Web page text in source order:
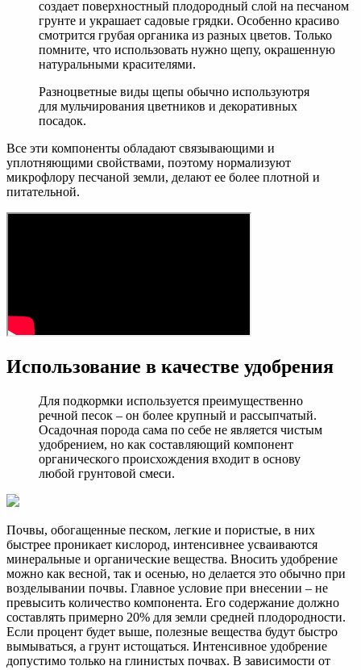
создает поверхностный плодородный слой на песчаном
грунте и украшает садовые грядки. Особенно красиво
смотрится грубая органика из разных цветов. Только
помните, что использовать нужно щепу, окрашенную
натуральными красителями.
Разноцветные виды щепы обычно используютря
для мульчирования цветников и декоративных
посадок.
Все эти компоненты обладают связывающими и
уплотняющими свойствами, поэтому нормализуют
микрофлору песчаной земли, делают ее более плотной и
питательной.
Использование в качестве удобрения
Для подкормки используется преимущественно
речной песок – он более крупный и рассыпчатый.
Осадочная порода сама по себе не является чистым
удобрением, но как составляющий компонент
органического происхождения входит в основу
любой грунтовой смеси.
Почвы, обогащенные песком, легкие и пористые, в них
быстрее проникает кислород, интенсивнее усваиваются
минеральные и органические вещества. Вносить удобрение
можно как весной, так и осенью, но делается это обычно при
возделывании почвы. Главное условие при внесении – не
превысить количество компонента. Его содержание должно
составлять примерно 20% для земли средней плодородности.
Если процент будет выше, полезные вещества будут быстро
вымываться, а грунт истощаться. Интенсивное удобрение
допустимо только на глинистых почвах. В зависимости от